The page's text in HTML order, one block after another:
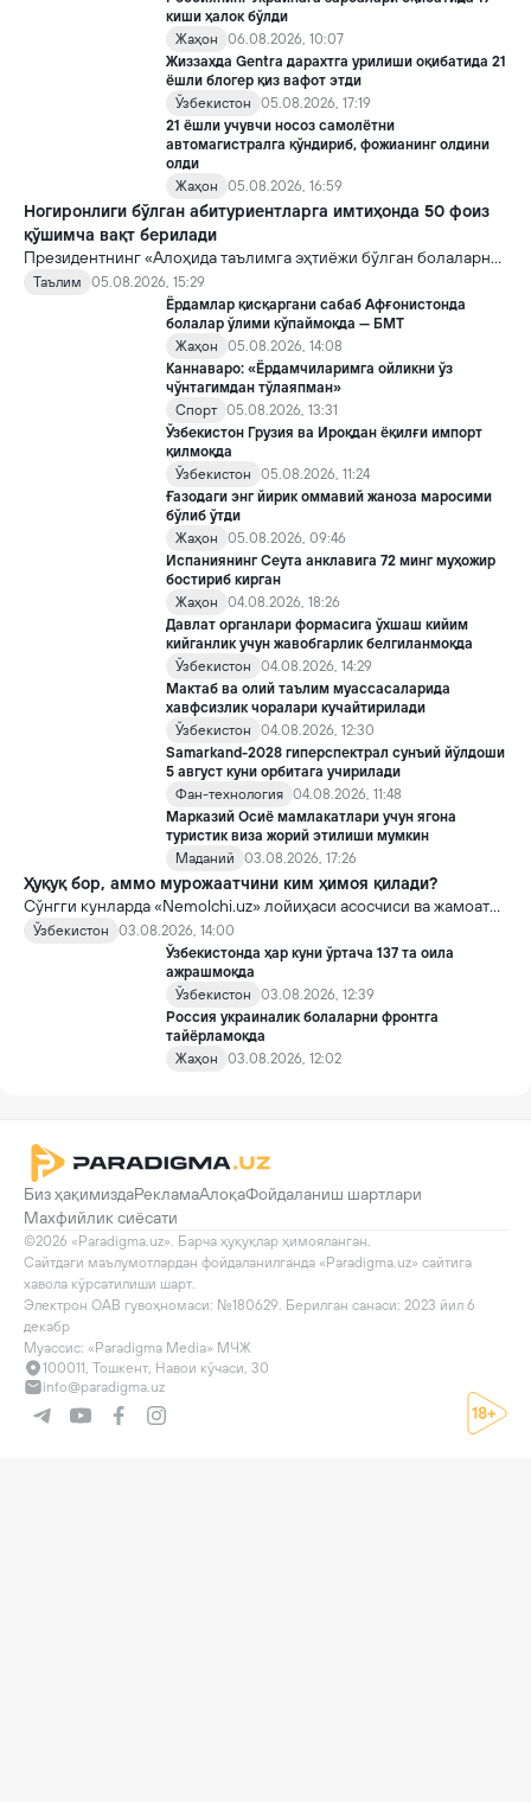
киши ҳалок бўлди
Жаҳон
06.08.2026, 10:07
Жиззахда Gentra дарахтга урилиши оқибатида 21
ёшли блогер қиз вафот этди
Ўзбекистон
05.08.2026, 17:19
21 ёшли учувчи носоз самолётни
автомагистралга қўндириб, фожианинг олдини
олди
Жаҳон
05.08.2026, 16:59
Ногиронлиги бўлган абитуриентларга имтиҳонда 50 фоиз
қўшимча вақт берилади
Президентнинг «Алоҳида таълимга эҳтиёжи бўлган болаларни
таълим ва ижтимоий хизматлар билан қамраб олиш тизимини
такомиллаштириш бўйича қўшимча чора-тадбирлар
тўғрисида»ги қарори билан инклюзив таълим соҳасида қатор
янги механизмлар жорий этилади.
Таълим
05.08.2026, 15:29
Ёрдамлар қисқаргани сабаб Афғонистонда
болалар ўлими кўпаймоқда — БМТ
Жаҳон
05.08.2026, 14:08
Каннаваро: «Ёрдамчиларимга ойликни ўз
чўнтагимдан тўлаяпман»
Спорт 05.08.2026, 13:31
Ўзбекистон Грузия ва Ироқдан ёқилғи импорт
қилмоқда
Ўзбекистон
05.08.2026, 11:24
Ғазодаги энг йирик оммавий жаноза маросими
бўлиб ўтди
Жаҳон
05.08.2026, 09:46
Испаниянинг Сеута анклавига 72 минг муҳожир
бостириб кирган
Жаҳон
04.08.2026, 18:26
Давлат органлари формасига ўхшаш кийим
кийганлик учун жавобгарлик белгиланмоқда
Ўзбекистон
04.08.2026, 14:29
Мактаб ва олий таълим муассасаларида
хавфсизлик чоралари кучайтирилади
Ўзбекистон
04.08.2026, 12:30
Samarkand-2028 гиперспектрал сунъий йўлдоши
5 август куни орбитага учирилади
Фан-технология 04.08.2026, 11:48
Марказий Осиё мамлакатлари учун ягона
туристик виза жорий этилиши мумкин
Маданий
03.08.2026, 17:26
Ҳуқуқ бор, аммо мурожаатчини ким ҳимоя қилади?
Сўнгги кунларда «Nemolchi.uz» лойиҳаси асосчиси ва жамоат
фаоли Ирина Матвиенко билан боғлиқ воқеа жамоатчиликда
кенг муҳокама қилинмоқда.
Ўзбекистон
03.08.2026, 14:00
Ўзбекистонда ҳар куни ўртача 137 та оила
ажрашмоқда
Ўзбекистон
03.08.2026, 12:39
Россия украиналик болаларни фронтга
тайёрламоқда
Жаҳон
03.08.2026, 12:02
Биз ҳақимиздаРекламаАлоқаФойдаланиш шартлари
Махфийлик сиёсати
©2026 «Paradigma.uz». Барча ҳуқуқлар ҳимояланган.
Сайтдаги маълумотлардан фойдаланилганда «Paradigma.uz» сайтига
хавола кўрсатилиши шарт.
Электрон ОАВ гувоҳномаси: №180629. Берилган санаси: 2023 йил 6
декабр
Муассис: «Paradigma Media» МЧЖ
100011, Тошкент, Навои кўчаси, 30
info@paradigma.uz